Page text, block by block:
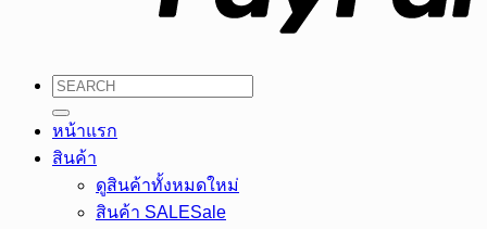
ค้นหา:
หน้าแรก
สินค้า
ดูสินค้าทั้งหมด
สินค้า SALE